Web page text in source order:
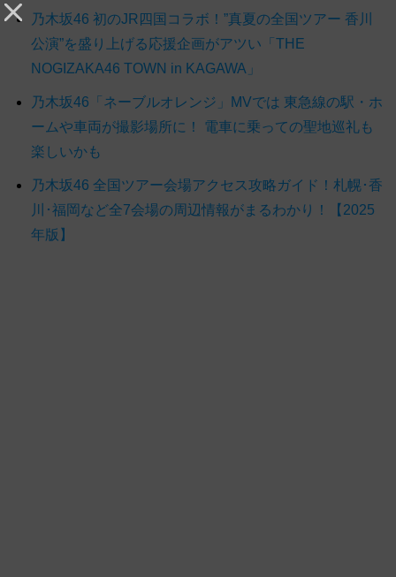
乃木坂46 初のJR四国コラボ！”真夏の全国ツアー 香川
公演”を盛り上げる応援企画がアツい「THE
NOGIZAKA46 TOWN in KAGAWA」
乃木坂46「ネーブルオレンジ」MVでは 東急線の駅・ホ
ームや車両が撮影場所に！ 電車に乗っての聖地巡礼も
楽しいかも
乃木坂46 全国ツアー会場アクセス攻略ガイド！札幌･香
川･福岡など全7会場の周辺情報がまるわかり！【2025
年版】